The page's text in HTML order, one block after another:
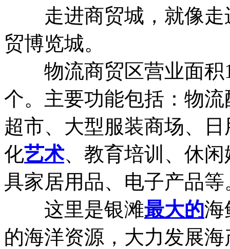
走进商贸城，就像走
贸博览城。
物流商贸区营业面积
个。主要功能包括：物
超市、大型服装商场、
化艺术、教育培训、休
具家居用品、电子产品等
这里是银滩最大的海
的海洋资源，大力发展